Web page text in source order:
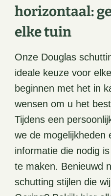
horizontaal:
elke tuin
Onze Douglas
ideale keuze voor
beginnen met het in
wensen om u het
Tijdens een
we de mogelijkheden
informatie die nodig
te maken. Benieuwd
schutting stijlen die